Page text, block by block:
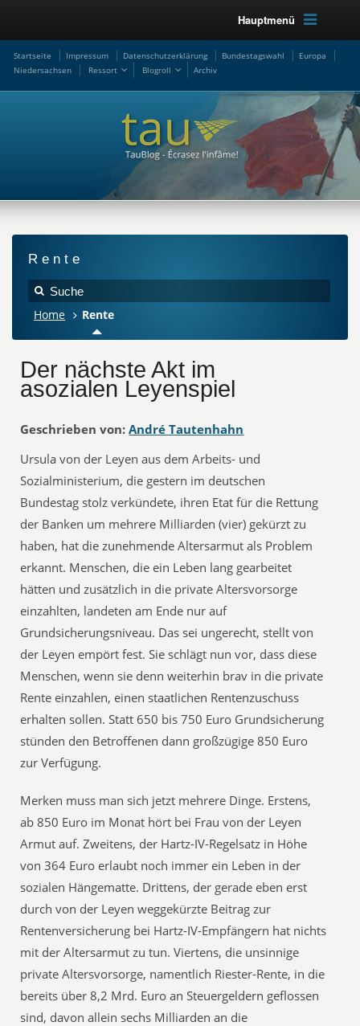
Hauptmenü
Startseite Impressum Datenschutzerklärung Bundestagswahl
Europa
Niedersachsen
Ressort Blogroll Archiv
Rente
Home Rente
Der nächste Akt im
asozialen Leyenspiel
Geschrieben von: André Tautenhahn
Ursula von der Leyen aus dem Arbeits- und
Sozialministerium, die gestern im deutschen
Bundestag stolz verkündete, ihren Etat für die Rettung
der Banken um mehrere Milliarden (vier) gekürzt zu
haben, hat die zunehmende Altersarmut als Problem
erkannt. Menschen, die ein Leben lang gearbeitet
hätten und zusätzlich in die private Altersvorsorge
einzahlten, landeten am Ende nur auf
Grundsicherungsniveau. Das sei ungerecht, stellt von
der Leyen empört fest. Sie schlägt nun vor, dass diese
Menschen, wenn sie denn weiterhin brav in die private
Rente einzahlen, einen staatlichen Rentenzuschuss
erhalten sollen. Statt 650 bis 750 Euro Grundsicherung
stünden den Betroffenen dann großzügige 850 Euro
zur Verfügung.
Merken muss man sich jetzt mehrere Dinge. Erstens,
ab 850 Euro im Monat hört bei Frau von der Leyen
Armut auf. Zweitens, der Hartz-IV-Regelsatz in Höhe
von 364 Euro erlaubt noch immer ein Leben in der
sozialen Hängematte. Drittens, der gerade eben erst
durch von der Leyen weggekürzte Beitrag zur
Rentenversicherung bei Hartz-IV-Empfängern hat nichts
mit der Altersarmut zu tun. Viertens, die unsinnige
private Altersvorsorge, namentlich Riester-Rente, in die
bereits über 8,2 Mrd. Euro an Steuergeldern geflossen
sind, davon allein sechs Milliarden an die